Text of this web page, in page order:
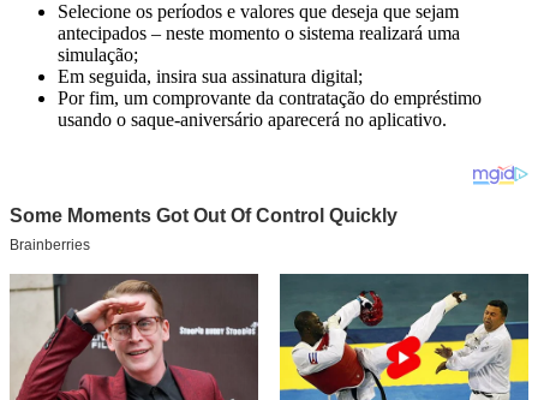
Selecione os períodos e valores que deseja que sejam
antecipados – neste momento o sistema realizará uma
simulação;
Em seguida, insira sua assinatura digital;
Por fim, um comprovante da contratação do empréstimo
usando o saque-aniversário aparecerá no aplicativo.